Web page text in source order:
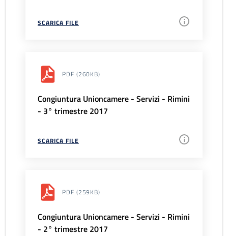
SCARICA FILE
PDF (260KB)
Congiuntura Unioncamere - Servizi - Rimini
- 3° trimestre 2017
SCARICA FILE
PDF (259KB)
Congiuntura Unioncamere - Servizi - Rimini
- 2° trimestre 2017